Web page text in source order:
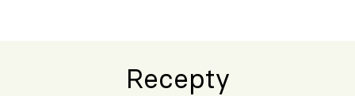
Recepty